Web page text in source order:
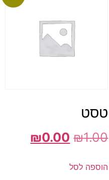
טסט
₪1.00
₪0.00
הוספה לסל